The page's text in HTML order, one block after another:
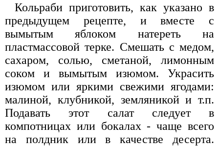
Кольраби приготовить, как указано в
предыдущем рецепте, и вместе с
вымытым яблоком натереть на
пластмассовой терке. Смешать с медом,
сахаром, солью, сметаной, лимонным
соком и вымытым изюмом. Украсить
изюмом или яркими свежими ягодами:
малиной, клубникой, земляникой и т.п.
Подавать этот салат следует в
компотницах или бокалах - чаще всего
на полдник или в качестве десерта.